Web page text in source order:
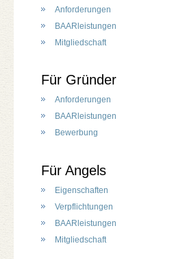
Anforderungen
BAARleistungen
Mitgliedschaft
Für Gründer
Anforderungen
BAARleistungen
Bewerbung
Für Angels
Eigenschaften
Verpflichtungen
BAARleistungen
Mitgliedschaft